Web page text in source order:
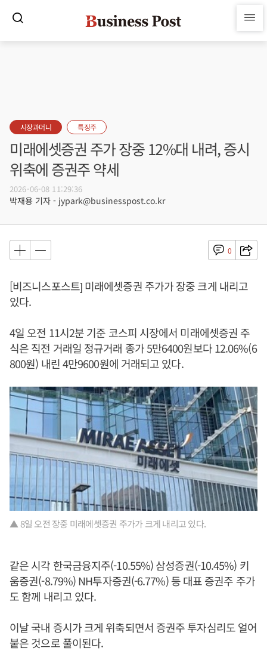
시장과머니 특징주
미래에셋증권 주가 장중 12%대 내려, 증시
위축에 증권주 약세
2026-06-08 11:29:36
박재용 기자 - jypark@businesspost.co.kr
0
[비즈니스포스트] 미래에셋증권 주가가 장중 크게 내리고
있다.
4일 오전 11시2분 기준 코스피 시장에서 미래에셋증권 주
식은 직전 거래일 정규거래 종가 5만6400원보다 12.06%(6
800원) 내린 4만9600원에 거래되고 있다.
▲ 8일 오전 장중 미래에셋증권 주가가 크게 내리고 있다.
같은 시각 한국금융지주(-10.55%) 삼성증권(-10.45%) 키
움증권(-8.79%) NH투자증권(-6.77%) 등 대표 증권주 주가
도 함께 내리고 있다.
이날 국내 증시가 크게 위축되면서 증권주 투자심리도 얼어
붙은 것으로 풀이된다.